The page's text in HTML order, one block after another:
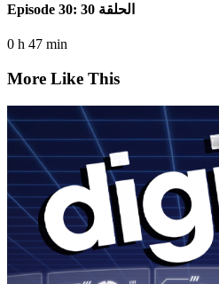
Episode 30: الحلقة 30
0 h 47 min
More Like This